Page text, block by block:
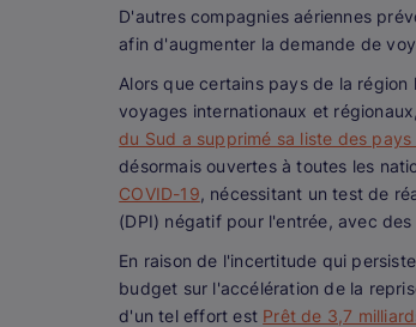
D'autres compagnies aériennes
afin d'augmenter la demande de
Alors que certains pays de la
voyages internationaux et
du Sud a supprimé sa liste des
désormais ouvertes à toutes les
COVID-19, nécessitant un test de
(DPI) négatif pour l'entrée, avec
En raison de l'incertitude qui
budget sur l'accélération de la
d'un tel effort est Prêt de 3,7